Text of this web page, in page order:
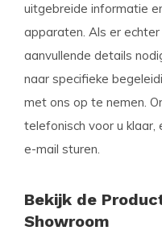
uitgebreide informatie
apparaten. Als er
aanvullende details
naar specifieke
met ons op te nemen.
telefonisch voor u klaar,
e-mail sturen.
Bekijk de
Showroom